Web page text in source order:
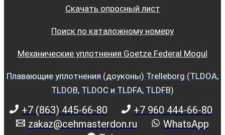
Скачать опросный лист
Поиск по каталожному номеру
Механические уплотнения Goetze Federal Mogul
Плавающие уплотнения (доуконы) Trelleborg (TLDOA,
TLDOB, TLDOC и TLDFA, TLDFB)
+7 (863) 445-66-80
+7 960 444-66-80
zakaz@cehmasterdon.ru
WhatsApp